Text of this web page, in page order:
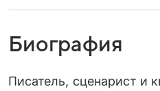
Биография
Писатель, сценарист